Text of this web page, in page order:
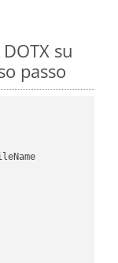
su
passo